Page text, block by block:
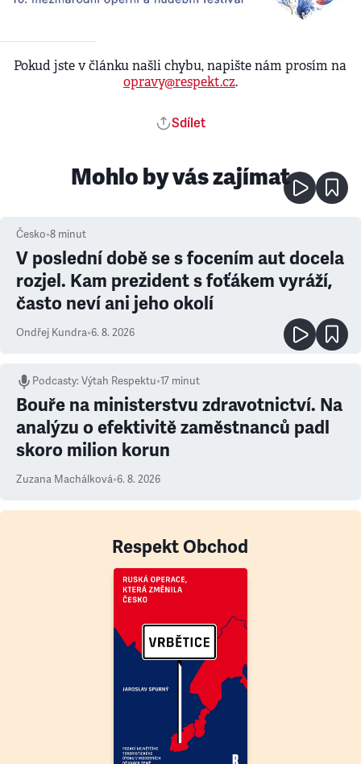
Pokud jste v článku našli chybu, napište nám prosím na
opravy@respekt.cz.
Sdílet
Mohlo by vás zajímat
Česko•8 minut
V poslední době se s focením aut docela
rozjel. Kam prezident s foťákem vyráží,
často neví ani jeho okolí
Ondřej Kundra•6. 8. 2026
Podcasty:Výtah Respektu•17 minut
Bouře na ministerstvu zdravotnictví. Na
analýzu o efektivitě zaměstnanců padl
skoro milion korun
Zuzana Machálková•6. 8. 2026
Respekt Obchod